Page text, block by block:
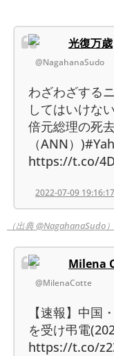
光復万歳
@NagahanaSudo
わざわざする
してはいけな
倍元総理の死
（ANN）
https://t.co/
2022-07-09 19:16:17
（出典 @NagahanaSudo）
Milena
@MilenaCotte
【速報】中
を受け弔電
https://t.co/